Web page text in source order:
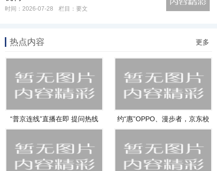
时间：2026-07-28 栏目： 要文
热点内容 更多
“普京连线”直播在即 提问热线
约“惠”OPPO、漫步者，京东校